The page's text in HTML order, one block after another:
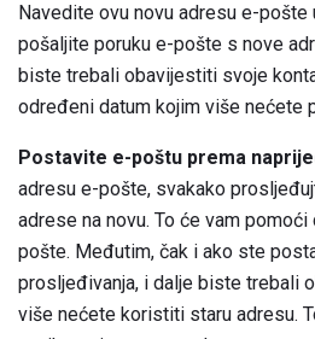
Navedite ovu novu adresu e-
pošaljite poruku e-pošte s nove
biste trebali obavijestiti svoje
određeni datum kojim više nećete
Postavite e-poštu prema
adresu e-pošte, svakako
adrese na novu. To će vam
pošte. Međutim, čak i ako ste
prosljeđivanja, i dalje biste trebali
više nećete koristiti staru adresu.